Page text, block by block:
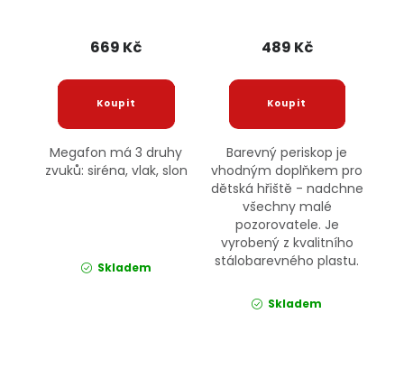
669 Kč
Megafon má 3 druhy
zvuků: siréna, vlak, slon
Skladem
489 Kč
Barevný periskop je
vhodným doplňkem pro
dětská hřiště - nadchne
všechny malé
pozorovatele. Je
vyrobený z kvalitního
stálobarevného plastu.
Skladem